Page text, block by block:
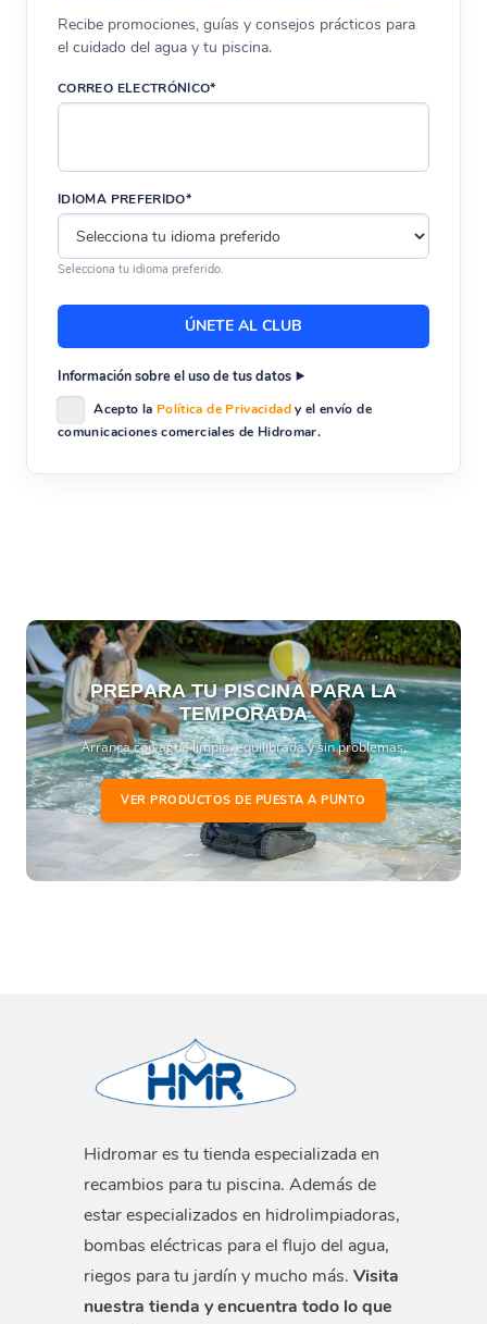
Recibe promociones, guías y consejos prácticos para
el cuidado del agua y tu piscina.
CORREO ELECTRÓNICO*
IDIOMA PREFERIDO*
Selecciona tu idioma preferido.
Información sobre el uso de tus datos
Acepto la Política de Privacidady el envío de
comunicaciones comerciales de Hidromar.
PREPARA TU PISCINA PARA LA
TEMPORADA
Arranca con agua limpia, equilibrada y sin problemas.
VER PRODUCTOS DE PUESTA A PUNTO
Hidromar es tu tienda especializada en
recambios para tu piscina. Además de
estar especializados en hidrolimpiadoras,
bombas eléctricas para el flujo del agua,
riegos para tu jardín y mucho más. Visita
nuestra tienda y encuentra todo lo que